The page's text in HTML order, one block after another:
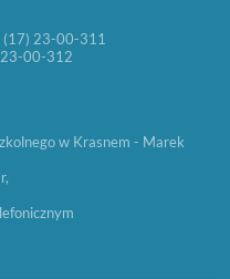
(17) 23-00-311
23-00-312
w Krasnem - Marek